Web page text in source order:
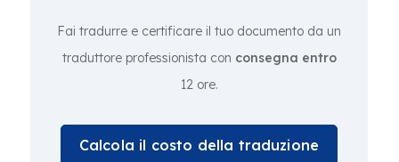
Fai tradurre e certificare il tuo documento da un
traduttore professionista con consegna entro
12 ore.
Calcola il costo della traduzione